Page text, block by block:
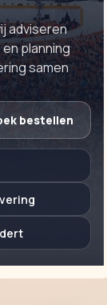
adviseren
planning
samen
bestellen